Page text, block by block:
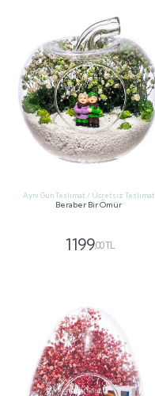
Aynı Gün Teslimat / Ücretsiz Teslimat
Beraber Bir Ömür
1199,00 TL